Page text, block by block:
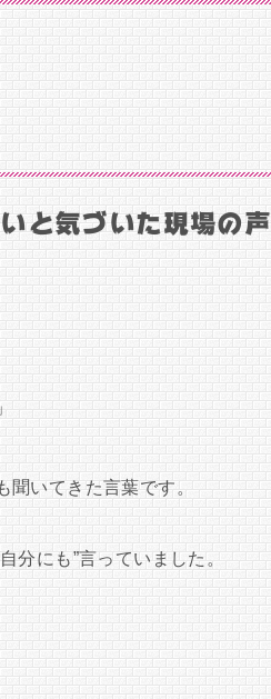
と気づいた現場の声
いてきた言葉です。
分にも”言っていました。